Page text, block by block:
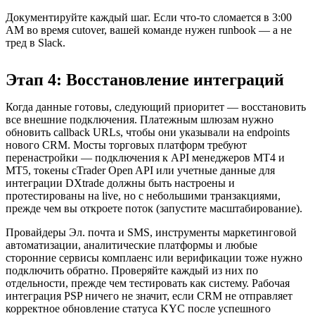
Документируйте каждый шаг. Если что-то сломается в 3:00
AM во время cutover, вашей команде нужен runbook — а не
тред в Slack.
Этап 4: Восстановление интеграций
Когда данные готовы, следующий приоритет — восстановить
все внешние подключения. Платежным шлюзам нужно
обновить callback URLs, чтобы они указывали на endpoints
нового CRM. Мосты торговых платформ требуют
перенастройки — подключения к API менеджеров MT4 и
MT5, токены cTrader Open API или учетные данные для
интеграции DXtrade должны быть настроены и
протестированы на live, но с небольшими транзакциями,
прежде чем вы откроете поток (запустите масштабирование).
Провайдеры Эл. почта и SMS, инструменты маркетинговой
автоматизации, аналитические платформы и любые
сторонние сервисы комплаенс или верификации тоже нужно
подключить обратно. Проверяйте каждый из них по
отдельности, прежде чем тестировать как систему. Рабочая
интеграция PSP ничего не значит, если CRM не отправляет
корректное обновление статуса KYC после успешного